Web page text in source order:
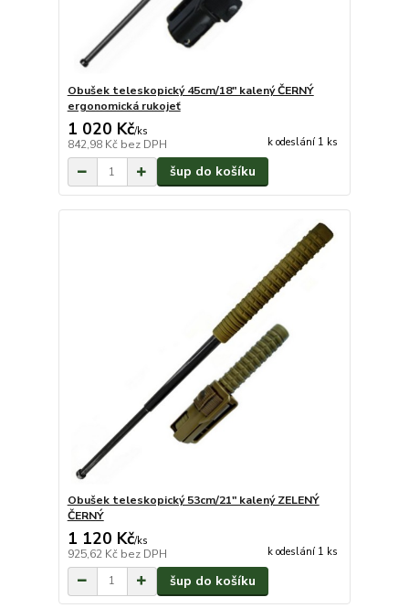
Obušek teleskopický 45cm/18" kalený ČERNÝ
ergonomická rukojeť
1 020 Kč/ks
842,98 Kč bez DPH k odeslání 1 ks
šup do košíku
Obušek teleskopický 53cm/21" kalený ZELENÝ
ČERNÝ
1 120 Kč/ks
925,62 Kč bez DPH k odeslání 1 ks
šup do košíku